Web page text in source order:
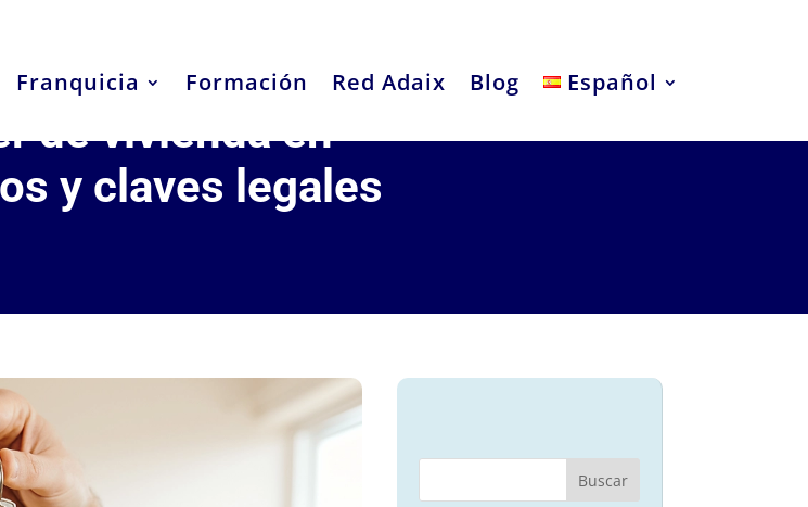
Franquicia Formación Red Adaix Blog Español
de vivienda en
y claves legales